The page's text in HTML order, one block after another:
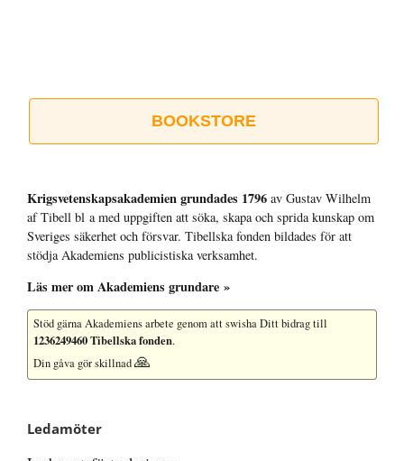
BOOKSTORE
Krigsvetenskap­sakademien grundades 1796 av Gustav Wilhelm
af Tibell bl a med uppgiften att söka, skapa och sprida kunskap om
Sveriges säkerhet och försvar. Tibellska fonden bildades för att
stödja Akademiens publicistiska verksamhet.
Läs mer om Akademiens grundare »
Stöd gärna Akademiens arbete genom att swisha Ditt bidrag till
1236249460 Tibellska fonden.
Din gåva gör skillnad🙏
Ledamöter